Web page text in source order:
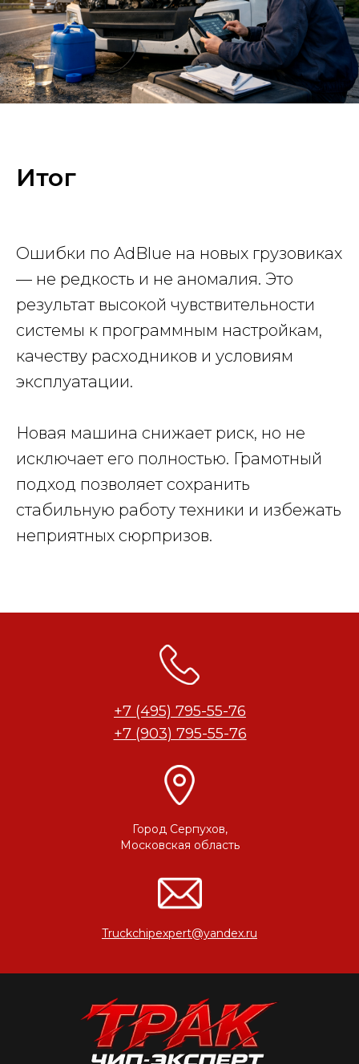
Итог
Ошибки по AdBlue на новых грузовиках
— не редкость и не аномалия. Это
результат высокой чувствительности
системы к программным настройкам,
качеству расходников и условиям
эксплуатации.
Новая машина снижает риск, но не
исключает его полностью. Грамотный
подход позволяет сохранить
стабильную работу техники и избежать
неприятных сюрпризов.
Truckchipexpert@yandex.ru
Город Серпухов,
Московская область
+7 (495) 795-55-76
+7 (903) 795-55-76